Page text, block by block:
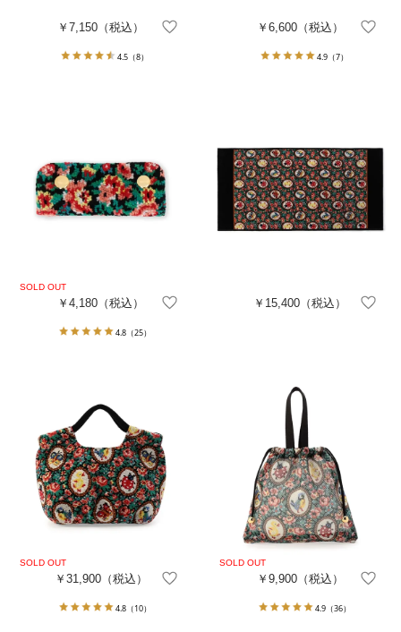
￥7,150 （税込）
4.5 （8）
￥6,600（税込）
4.9（7）
￥4,180 （税込）
4.8（25）
￥15,400 （税込）
￥31,900（税込）
4.8（10）
￥9,900（税込）
4.9（36）